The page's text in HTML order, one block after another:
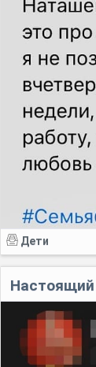
Дети